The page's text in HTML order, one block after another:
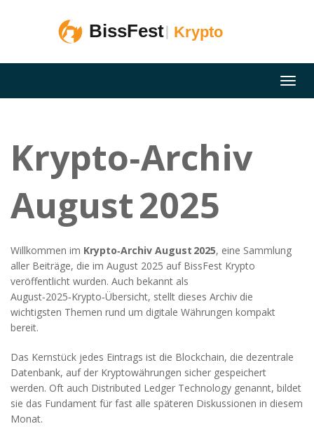
Krypto‑Archiv
August 2025
Willkommen im Krypto‑Archiv August 2025, eine Sammlung
aller Beiträge, die im August 2025 auf BissFest Krypto
veröffentlicht wurden. Auch bekannt als
August‑2025‑Krypto‑Übersicht, stellt dieses Archiv die
wichtigsten Themen rund um digitale Währungen kompakt
bereit.
Das Kernstück jedes Eintrags ist die Blockchain, die dezentrale
Datenbank, auf der Kryptowährungen sicher gespeichert
werden. Oft auch Distributed Ledger Technology genannt, bildet
sie das Fundament für fast alle späteren Diskussionen in diesem
Monat.